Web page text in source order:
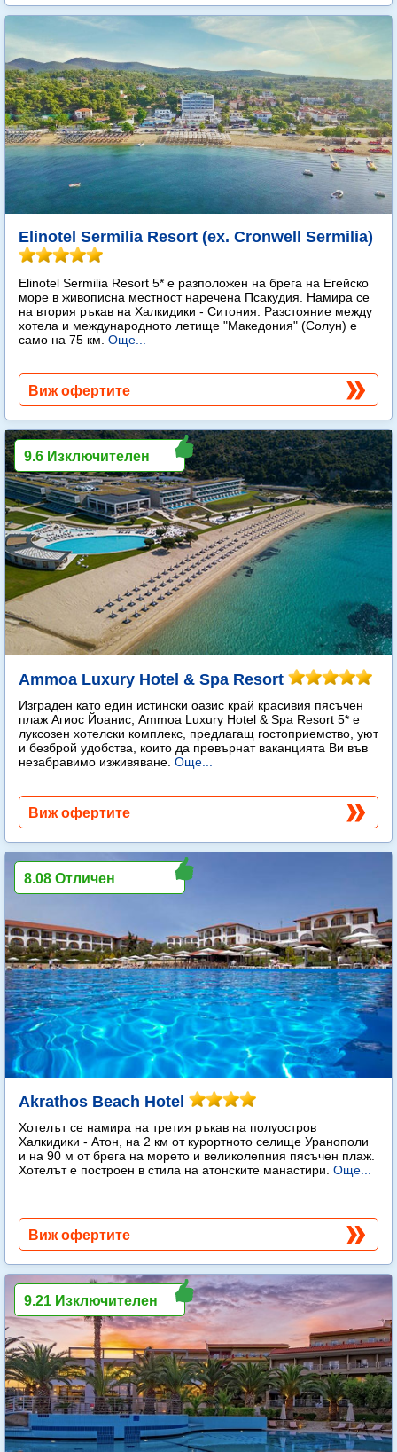
Elinotel Sermilia Resort (ex. Cronwell Sermilia)
Elinotel Sermilia Resort 5* е разположен на брега на Егейско
море в живописна местност наречена Псакудия. Намира се
на втория ръкав на Халкидики - Ситония. Разстояние между
хотела и международното летище "Македония" (Солун) е
само на 75 км. Още...
Виж офертите
Ammoa Luxury Hotel & Spa Resort
Изграден като един истински оазис край красивия пясъчен
плаж Агиос Йоанис, Ammoa Luxury Hotel & Spa Resort 5* е
луксозен хотелски комплекс, предлагащ гостоприемство, уют
и безброй удобства, които да превърнат ваканцията Ви във
незабравимо изживяване. Още...
9.6 Изключителен
Виж офертите
Akrathos Beach Hotel
Хотелът се намира на третия ръкав на полуостров
Халкидики - Атон, на 2 км от курортното селище Уранополи
и на 90 м от брега на морето и великолепния пясъчен плаж.
Хотелът е построен в стила на атонските манастири. Още...
8.08 Отличен
Виж офертите
9.21 Изключителен